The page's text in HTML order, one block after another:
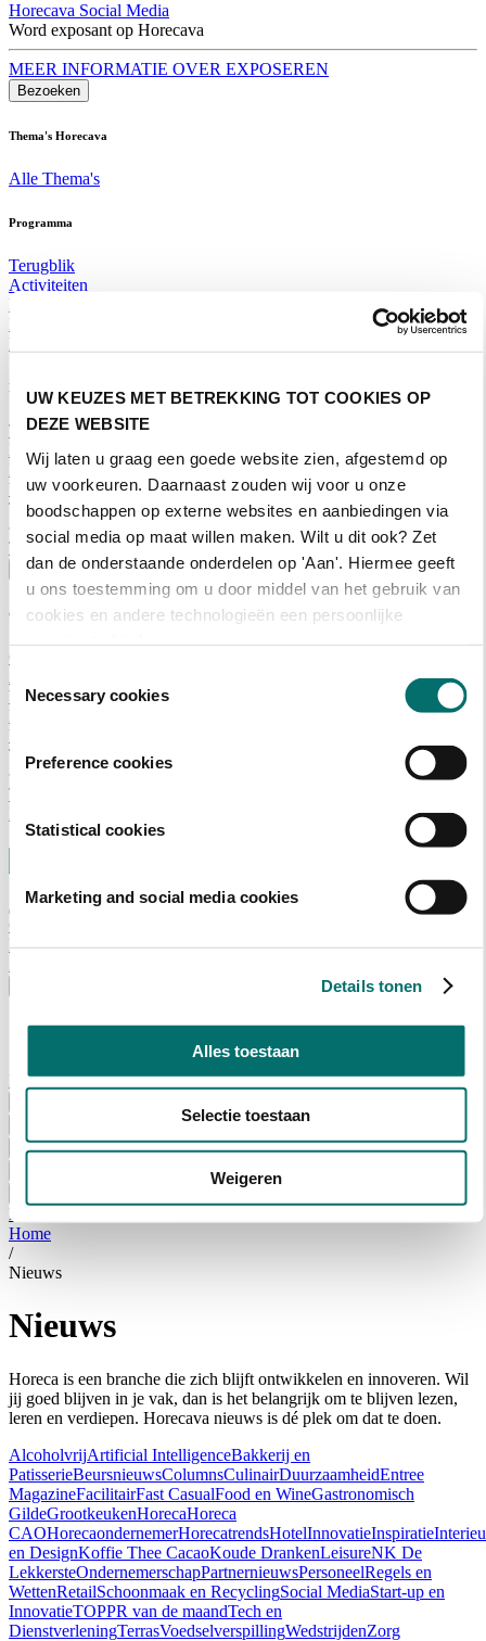
UW KEUZES MET BETREKKING TOT COOKIES OP
DEZE WEBSITE
Wij laten u graag een goede website zien, afgestemd op
uw voorkeuren. Daarnaast zouden wij voor u onze
boodschappen op externe websites en aanbiedingen via
social media op maat willen maken. Wilt u dit ook? Zet
dan de onderstaande onderdelen op 'Aan'. Hiermee geeft
u ons toestemming om u door middel van het gebruik van
cookies en andere technologieën een persoonlijke
Necessary cookies
Preference cookies
Statistical cookies
Marketing and social media cookies
Details tonen
Alles toestaan
Selectie toestaan
Weigeren
Horecava Social Media
Word exposant op Horecava
MEER INFORMATIE OVER EXPOSEREN
Bezoeken
Thema's Horecava
Alle Thema's
Programma
Terugblik
Activiteiten
Exposantenlijst
Plattegrond
Programma
Bezoekersinformatie
Tickets
Bezoekersinformatie
Bereikbaarheid Horecava
Veelgestelde Vragen
Ticket kopen voor Horecava
TICKETS HORECAVA
Over Horecava
Over Horecava
Contact
Waarom Horecava
Beursprofiel
Vacatures
Ticket kopen voor Horecava
TICKETS HORECAVA
NIEUWSBRIEF
Contact
Perskamer
English
Home
Adverteren
NIEUWSBRIEF
Home
/
Nieuws
Nieuws
Horeca is een branche die zich blijft ontwikkelen en innoveren. Wil
jij goed blijven in je vak, dan is het belangrijk om te blijven lezen,
leren en verdiepen. Horecava nieuws is dé plek om dat te doen.
AlcoholvrijArtificial IntelligenceBakkerij en
PatisserieBeursnieuwsColumnsCulinairDuurzaamheidEntree
MagazineFacilitairFast CasualFood en WineGastronomisch
GildeGrootkeukenHorecaHoreca
CAOHorecaondernemerHorecatrendsHotelInnovatieInspiratie
en DesignKoffie Thee CacaoKoude DrankenLeisureNK De
LekkersteOndernemerschapPartnernieuwsPersoneelRegels en
WettenRetailSchoonmaak en RecyclingSocial MediaStart-up en
InnovatieTOPPR van de maandTech en
DienstverleningTerrasVoedselverspillingWedstrijdenZorg